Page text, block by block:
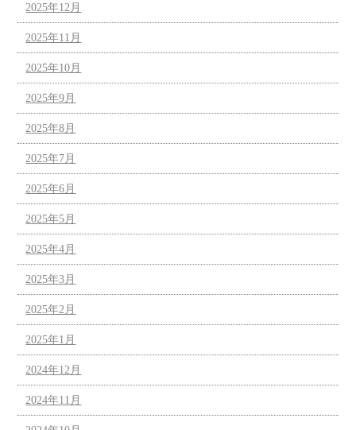
2025年12月
2025年11月
2025年10月
2025年9月
2025年8月
2025年7月
2025年6月
2025年5月
2025年4月
2025年3月
2025年2月
2025年1月
2024年12月
2024年11月